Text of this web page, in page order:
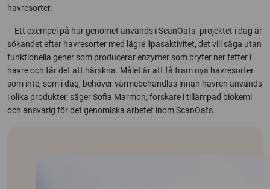
havresorter.
– Ett exempel på hur genomet används iScanOats-projektet i dag är
sökandet efter havresorter med lägre lipasaktivitet, det vill säga utan
funktionella gener som producerar enzymer som bryter ner fetter i
havre och får det att härskna. Målet är att få fram nya havresorter
som inte, som i dag, behöver värmebehandlas innan havren används
i olika produkter, säger Sofia Marmon, forskare i tillämpad biokemi
och ansvarig för det genomiska arbetet inomScanOats.